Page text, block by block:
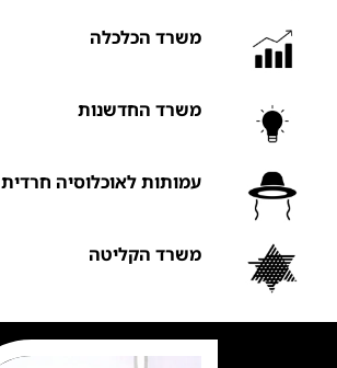
משרד הכלכלה
משרד החדשנות
עמותות לאוכלוסיה חרדית
משרד הקליטה